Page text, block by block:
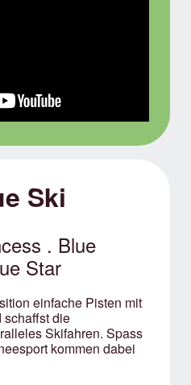
Ski
. Blue
Star
einfache Pisten mit
schaffst die
Skifahren. Spass
kommen dabei